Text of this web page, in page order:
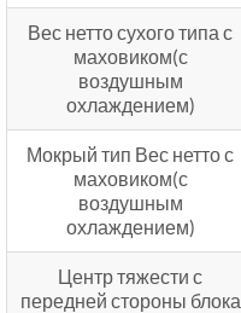
Вес нетто сухого типа с
маховиком(с
воздушным
охлаждением)
Мокрый тип Вес нетто с
маховиком(с
воздушным
охлаждением)
Центр тяжести с
передней стороны блока